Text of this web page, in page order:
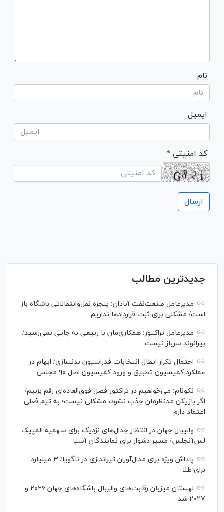
نام
ایمیل
* کد امنیتی
جدیدترین مطالب
مدیرعامل صنعت‌نفت آبادان: پنجره نقل‌وانتقالاتی باشگاه باز
است/ مشکلی برای ثبت قرارداد‌ها نداریم
مدیرعامل تراکتور: همکاری‌مان با ربیعی به جایی نمی‌رسید/
بیرانوند سرباز نیست
احتمال تکرار ابطال انتخابات فدراسیون بدنسازی/ ابهام در
عملکرد کمیسیون تطبیق و ورود کمیسیون اصل ۹۰ مجلس
نکونام: می‌خواهیم در تراکتور فصل فوق‌العاده‌ای رقم بزنیم/
اگر بازیکن مدنظرمان جذب نشود، مشکلی نیست؛ به تیم فعلی
اعتماد دارم
والیبال جهان در انتظار جدال‌های نزدیک برای سهمیه المپیک
لس‌آنجلس/ مسیر دشوار برای نمایندگان آسیا
پاداش ویژه برای مدال‌آوران تیراندازی در ناگویا/ ۳ میلیارد
برای طلا
لهستان میزبان رقابت‌های والیبال باشگاه‌های جهان ۲۰۲۶ و
۲۰۲۷ شد